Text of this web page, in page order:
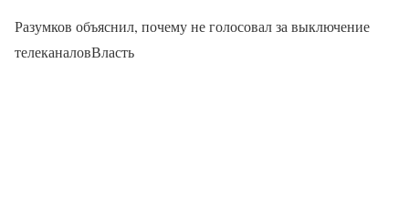
Разумков объяснил, почему не голосовал за выключение
телеканаловВласть